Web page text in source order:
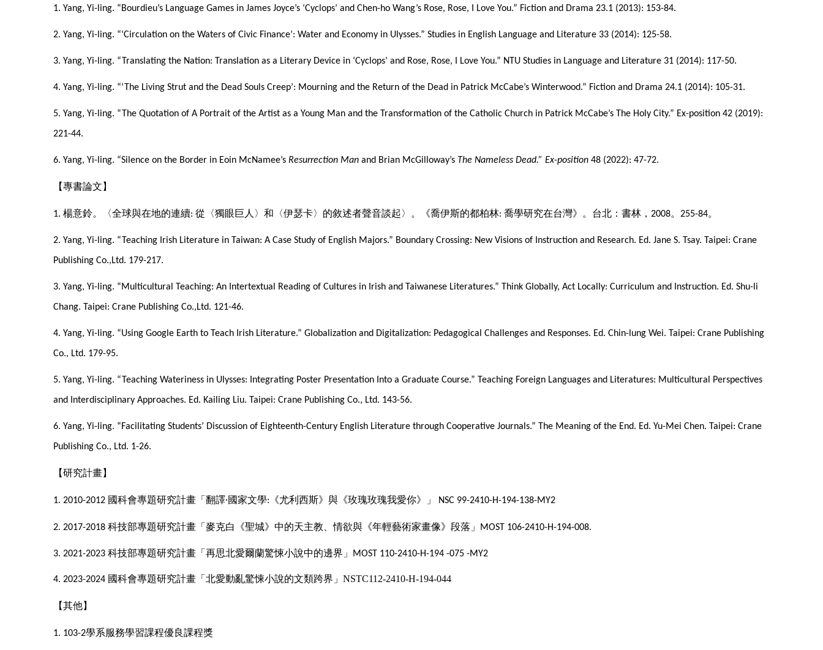
1. Yang, Yi-ling. “Bourdieu’s Language Games in James Joyce’s ‘Cyclops’ and Chen-ho Wang’s Rose, Rose, I Love You.” Fiction and Drama 23.1 (2013): 153-84.
2. Yang, Yi-ling. “‘Circulation on the Waters of Civic Finance’: Water and Economy in Ulysses.” Studies in English Language and Literature 33 (2014): 125-58.
3. Yang, Yi-ling. “Translating the Nation: Translation as a Literary Device in ‘Cyclops’ and Rose, Rose, I Love You.” NTU Studies in Language and Literature 31 (2014): 117-50.
4. Yang, Yi-ling. “‘The Living Strut and the Dead Souls Creep’: Mourning and the Return of the Dead in Patrick McCabe’s Winterwood.” Fiction and Drama 24.1 (2014): 105-31.
5. Yang, Yi-ling. “The Quotation of A Portrait of the Artist as a Young Man and the Transformation of the Catholic Church in Patrick McCabe’s The Holy City.” Ex-position 42 (2019):
221-44.
6. Yang, Yi-ling. “Silence on the Border in Eoin McNamee’s Resurrection Man and Brian McGilloway’s The Nameless Dead.” Ex-position 48 (2022): 47-72.
【專書論文】
1. 楊意鈴。〈全球與在地的連續: 從〈獨眼巨人〉和〈伊瑟卡〉的敘述者聲音談起〉。《喬伊斯的都柏林: 喬學研究在台灣》。台北：書林， 2008。 255-84。
2. Yang, Yi-ling. “Teaching Irish Literature in Taiwan: A Case Study of English Majors.” Boundary Crossing: New Visions of Instruction and Research. Ed. Jane S. Tsay. Taipei: Crane
Publishing Co.,Ltd. 179-217.
3. Yang, Yi-ling. “Multicultural Teaching: An Intertextual Reading of Cultures in Irish and Taiwanese Literatures.” Think Globally, Act Locally: Curriculum and Instruction. Ed. Shu-li
Chang. Taipei: Crane Publishing Co.,Ltd. 121-46.
4. Yang, Yi-ling. “Using Google Earth to Teach Irish Literature.” Globalization and Digitalization: Pedagogical Challenges and Responses. Ed. Chin-lung Wei. Taipei: Crane Publishing
Co., Ltd. 179-95.
5. Yang, Yi-ling. “Teaching Wateriness in Ulysses: Integrating Poster Presentation Into a Graduate Course.” Teaching Foreign Languages and Literatures: Multicultural Perspectives
and Interdisciplinary Approaches. Ed. Kailing Liu. Taipei: Crane Publishing Co., Ltd. 143-56.
6. Yang, Yi-ling. “Facilitating Students’ Discussion of Eighteenth-Century English Literature through Cooperative Journals.” The Meaning of the End. Ed. Yu-Mei Chen. Taipei: Crane
Publishing Co., Ltd. 1-26.
【研究計畫】
1. 2010-2012 國科會專題研究計畫「翻譯‧國家文學: 《尤利西斯》與《玫瑰玫瑰我愛你》」 NSC 99-2410-H-194-138-MY2
2. 2017-2018 科技部專題研究計畫「麥克白《聖城》中的天主教、情欲與《年輕藝術家畫像》段落」 MOST 106-2410-H-194-008.
3. 2021-2023 科技部專題研究計畫「 再思北愛爾蘭驚悚小說中的邊界 」 MOST 110-2410-H-194 -075 -MY2
4. 2023-2024 國科會專題研究計畫「 北愛動亂驚悚小說的文類跨界 」 NSTC112-2410-H-194-044
【其他】
1. 103-2學系服務學習課程優良課程獎